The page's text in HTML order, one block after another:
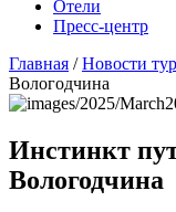
Отели
Пресс-центр
Главная /Новости
Вологодчина
Инстинкт
Вологодчина